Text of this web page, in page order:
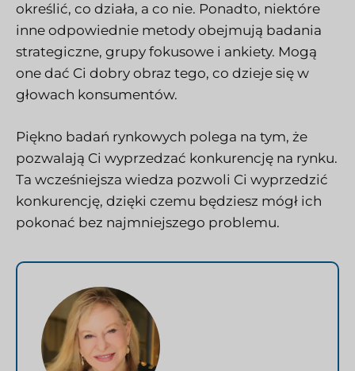
określić, co działa, a co nie. Ponadto, niektóre
inne odpowiednie metody obejmują badania
strategiczne, grupy fokusowe i ankiety. Mogą
one dać Ci dobry obraz tego, co dzieje się w
głowach konsumentów.
Piękno badań rynkowych polega na tym, że
pozwalają Ci wyprzedzać konkurencję na rynku.
Ta wcześniejsza wiedza pozwoli Ci wyprzedzić
konkurencję, dzięki czemu będziesz mógł ich
pokonać bez najmniejszego problemu.